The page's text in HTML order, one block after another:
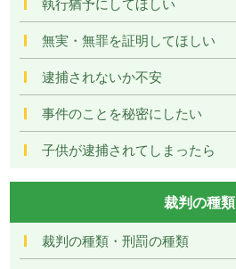
無実・無罪を証明してほしい
逮捕されないか不安
事件のことを秘密にしたい
子供が逮捕されてしまったら
裁判の種類
裁判の種類・刑罰の種類